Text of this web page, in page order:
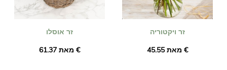
זר אוסלו
מאת ‏61.37 €
זר ויקטוריה
מאת ‏45.55 €